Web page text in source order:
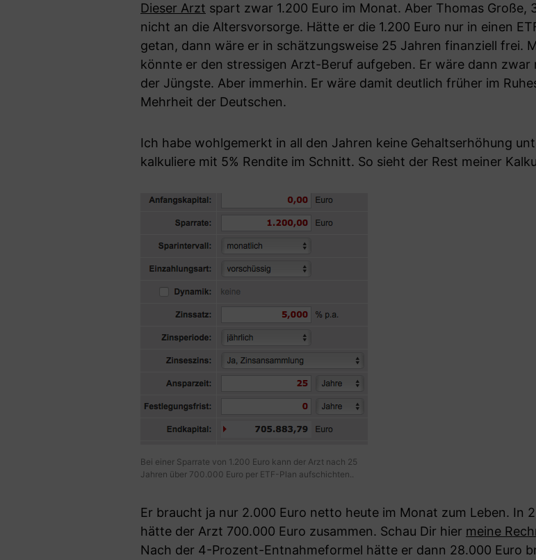
Dieser Arzt spart zwar 1.200 Euro im Monat. Aber Thomas Große,
nicht an die Altersvorsorge. Hätte er die 1.200 Euro nur in einen
getan, dann wäre er in schätzungsweise 25 Jahren finanziell frei.
könnte er den stressigen Arzt-Beruf aufgeben. Er wäre dann zwar
der Jüngste. Aber immerhin. Er wäre damit deutlich früher im
Mehrheit der Deutschen.
Ich habe wohlgemerkt in all den Jahren keine Gehaltserhöhung
kalkuliere mit 5% Rendite im Schnitt. So sieht der Rest meiner
Bei einer Sparrate von 1.200 Euro kann der Arzt nach 25
Jahren über 700.000 Euro per ETF-Plan aufschichten..
Er braucht ja nur 2.000 Euro netto heute im Monat zum Leben. In
hätte der Arzt 700.000 Euro zusammen. Schau Dir hier meine
Nach der 4-Prozent-Entnahmeformel hätte er dann 28.000 Euro